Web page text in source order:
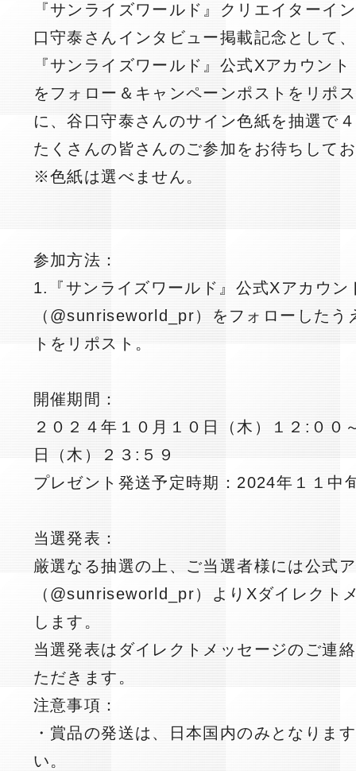
『サンライズワールド』クリエイターイ
口守泰さんインタビュー掲載記念として
『サンライズワールド』公式Xアカウン
をフォロー＆キャンペーンポストをリポ
に、谷口守泰さんのサイン色紙を抽選で
たくさんの皆さんのご参加をお待ちして
※色紙は選べません。
参加方法：
1.『サンライズワールド』公式Xアカウン
（@sunriseworld_pr）をフォローしたう
トをリポスト。
開催期間：
２０２４年１０月１０日（木）１２:００
日（木）２３:５９
プレゼント発送予定時期：2024年１１中
当選発表：
厳選なる抽選の上、ご当選者様には公式
（@sunriseworld_pr）
よりXダイレクト
します。
当選発表はダイレクトメッセージのご連
ただきます。
注意事項：
・賞品の発送は、日本国内のみとなりま
い。